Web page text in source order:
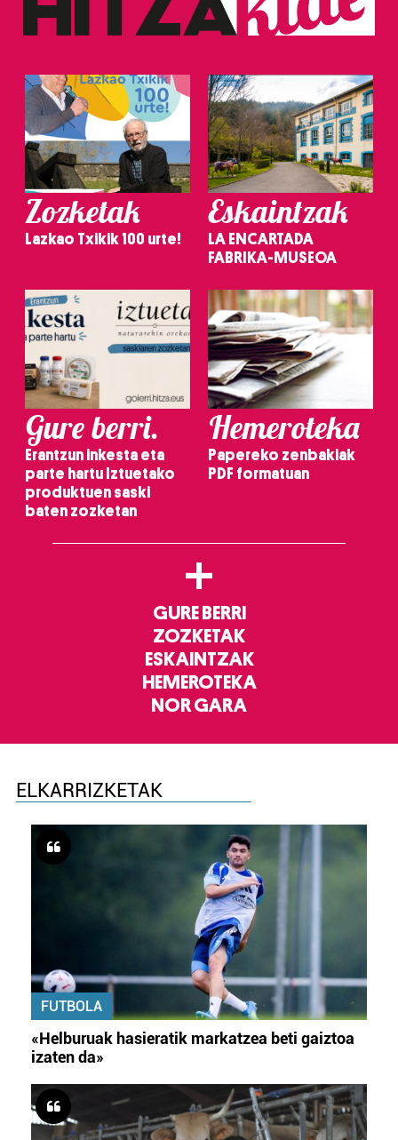
Zozketak
Lazkao Txikik 100 urte!
Eskaintzak
LA ENCARTADA
FABRIKA-MUSEOA
Gure berri.
Erantzun inkesta eta
parte hartu Iztuetako
produktuen saski
baten zozketan
Hemeroteka
Papereko zenbakiak
PDF formatuan
+
GURE BERRI
ZOZKETAK
ESKAINTZAK
HEMEROTEKA
NOR GARA
ELKARRIZKETAK
FUTBOLA
«Helburuak hasieratik markatzea beti gaiztoa
izaten da»